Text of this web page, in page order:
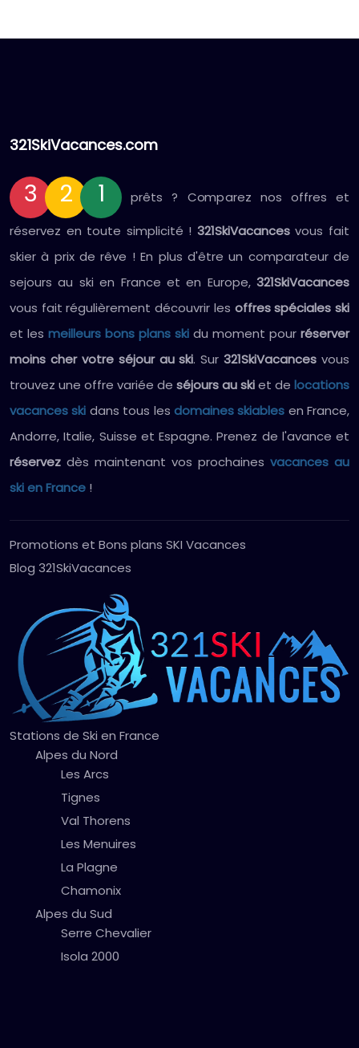
321SkiVacances.com
3 2 1
prêts ? Comparez nos offres et
réservez en toute simplicité ! 321SkiVacancesvous fait
skier à prix de rêve ! En plus d'être un comparateur de
sejours au ski en France et en Europe, 321SkiVacances
vous fait régulièrement découvrir les offres spéciales ski
et les meilleurs bons plans ski du moment pour réserver
moins cher votre séjour au ski. Sur321SkiVacances vous
trouvez une offre variée de séjours au skiet de locations
vacances ski dans tous les domaines skiables en France,
Andorre, Italie, Suisse et Espagne. Prenez de l'avance et
réservez dès maintenant vos prochaines vacances au
ski en France !
Promotions et Bons plans SKI Vacances
Blog 321SkiVacances
Stations de Ski en France
Alpes du Nord
Les Arcs
Tignes
Val Thorens
Les Menuires
La Plagne
Chamonix
Alpes du Sud
Serre Chevalier
Isola 2000